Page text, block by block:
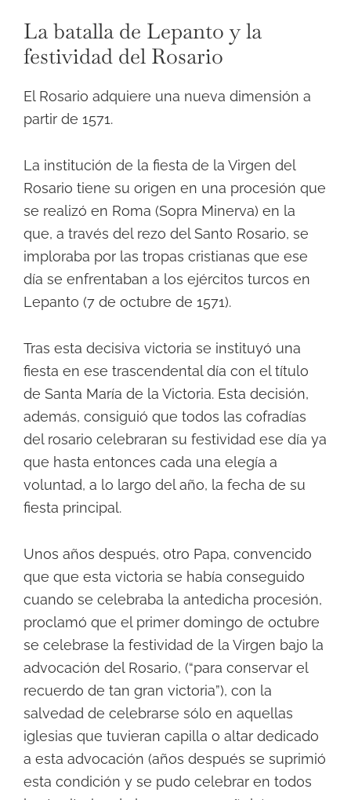
La batalla de Lepanto y la
festividad del Rosario
El Rosario adquiere una nueva dimensión a
partir de 1571.
La institución de la fiesta de la Virgen del
Rosario tiene su origen en una procesión que
se realizó en Roma (Sopra Minerva) en la
que, a través del rezo del Santo Rosario, se
imploraba por las tropas cristianas que ese
día se enfrentaban a los ejércitos turcos en
Lepanto (7 de octubre de 1571).
Tras esta decisiva victoria se instituyó una
fiesta en ese trascendental día con el título
de Santa María de la Victoria. Esta decisión,
además, consiguió que todos las cofradías
del rosario celebraran su festividad ese día ya
que hasta entonces cada una elegía a
voluntad, a lo largo del año, la fecha de su
fiesta principal.
Unos años después, otro Papa, convencido
que que esta victoria se había conseguido
cuando se celebraba la antedicha procesión,
proclamó que el primer domingo de octubre
se celebrase la festividad de la Virgen bajo la
advocación del Rosario, (“para conservar el
recuerdo de tan gran victoria”), con la
salvedad de celebrarse sólo en aquellas
iglesias que tuvieran capilla o altar dedicado
a esta advocación (años después se suprimió
esta condición y se pudo celebrar en todos